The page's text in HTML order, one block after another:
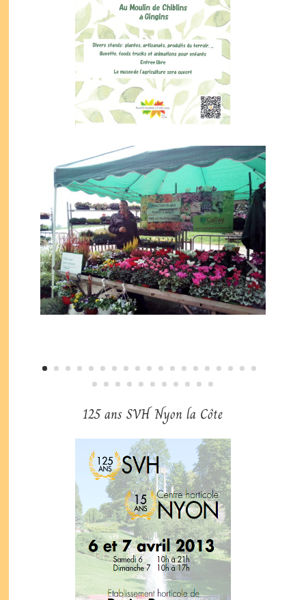
125 ans SVH Nyon la Côte